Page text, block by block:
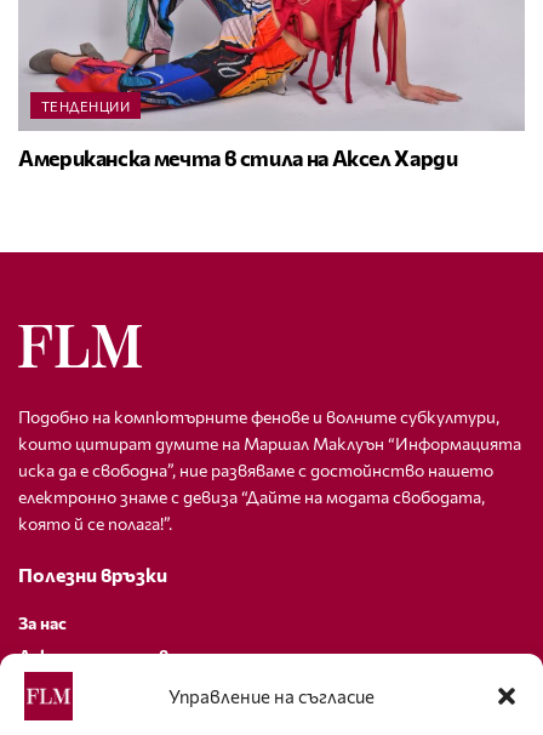
Управление на съгласие
ТЕНДЕНЦИИ
Американска мечта в стила на Аксел Харди
Подобно на компютърните фенове и волните субкултури,
които цитират думите на Маршал Маклуън “Информацията
иска да е свободна”, ние развяваме с достойнство нашето
електронно знаме с девиза “Дайте на модата свободата,
която й се полага!”.
Полезни връзки
За нас
Декларация за поверителност
Политика за бисквитки